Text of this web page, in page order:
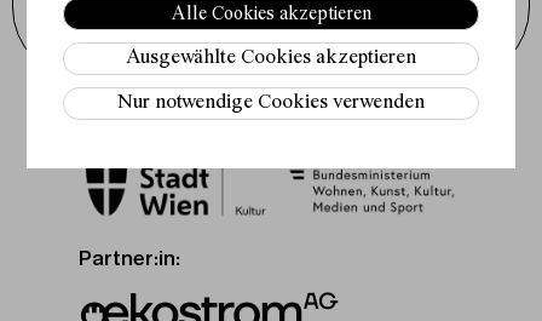
Newsletter abonnieren
Partner:in:
Alle Cookies akzeptieren
Ausgewählte Cookies akzeptieren
Nur notwendige Cookies verwenden